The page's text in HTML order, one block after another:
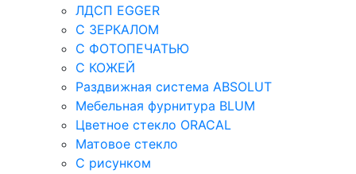
ЛДСП EGGER
С ЗЕРКАЛОМ
С ФОТОПЕЧАТЬЮ
С КОЖЕЙ
Раздвижная система ABSOLUT
Мебельная фурнитура BLUM
Цветное стекло ORACAL
Матовое стекло
C рисунком